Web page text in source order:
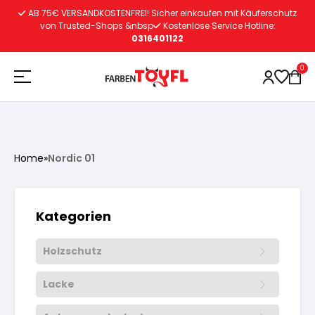
Vorbereitung
Wasserlösliche Grundierung
Lösemittelhältige Grundierung
Lacke
Wasserlösliche Grundierung
Vorbereitung
Innenfarben
AB 75€ VERSANDKOSTENFREI! Sicher einkaufen mit Käuferschutz
von Trusted-Shops &nbsp
Kostenlose Service Hotline:
0316401122
0
Home»Nordic 01
Kategorien
Holzschutz
Vorbereitung
Wasserlösliche Grundierung
Lacke